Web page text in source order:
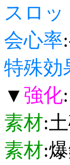
スロッ
会心率
特殊効
▼ 強化:
素材:
素材: